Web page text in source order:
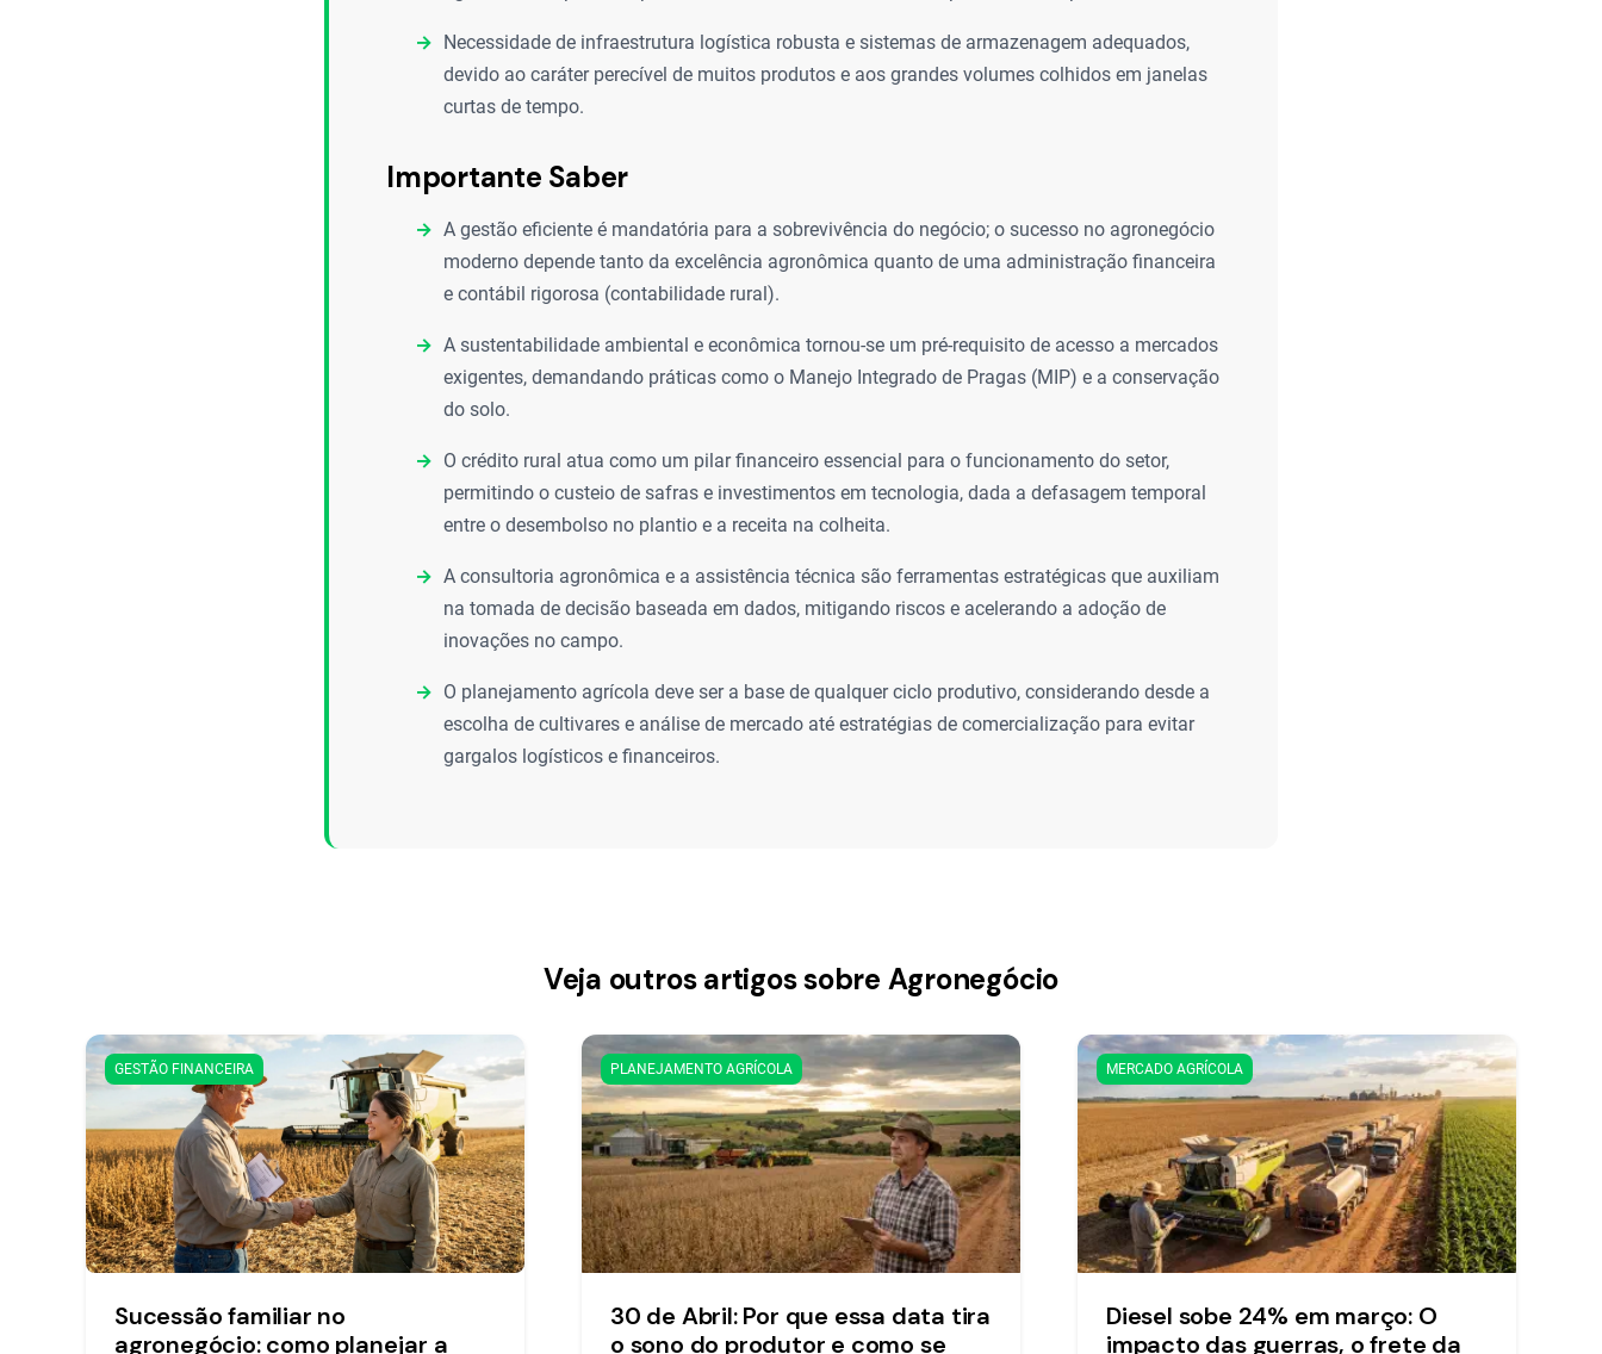
Necessidade de infraestrutura logística robusta e sistemas de armazenagem adequados,
devido ao caráter perecível de muitos produtos e aos grandes volumes colhidos em janelas
curtas de tempo.
Importante Saber
A gestão eficiente é mandatória para a sobrevivência do negócio; o sucesso no agronegócio
moderno depende tanto da excelência agronômica quanto de uma administração financeira
e contábil rigorosa (contabilidade rural).
A sustentabilidade ambiental e econômica tornou-se um pré-requisito de acesso a mercados
exigentes, demandando práticas como o Manejo Integrado de Pragas (MIP) e a conservação
do solo.
O crédito rural atua como um pilar financeiro essencial para o funcionamento do setor,
permitindo o custeio de safras e investimentos em tecnologia, dada a defasagem temporal
entre o desembolso no plantio e a receita na colheita.
A consultoria agronômica e a assistência técnica são ferramentas estratégicas que auxiliam
na tomada de decisão baseada em dados, mitigando riscos e acelerando a adoção de
inovações no campo.
O planejamento agrícola deve ser a base de qualquer ciclo produtivo, considerando desde a
escolha de cultivares e análise de mercado até estratégias de comercialização para evitar
gargalos logísticos e financeiros.
Veja outros artigos sobre Agronegócio
GESTÃO FINANCEIRA
Sucessão familiar no
agronegócio: como planejar a
PLANEJAMENTO AGRÍCOLA
30 de Abril: Por que essa data tira
o sono do produtor e como se
MERCADO AGRÍCOLA
Diesel sobe 24% em março: O
impacto das guerras, o frete da